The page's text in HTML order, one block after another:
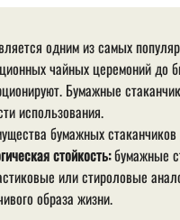
одним из самых
чайных церемоний до
Бумажные
использования.
бумажных
стойкость:бумажные
или стироловые
образа жизни.